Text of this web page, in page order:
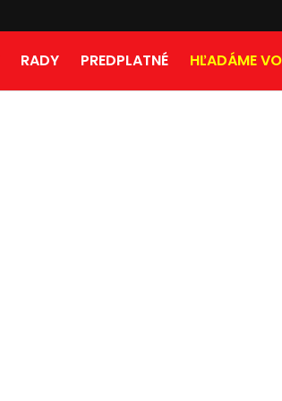
RADY PREDPLATNÉ HĽADÁME